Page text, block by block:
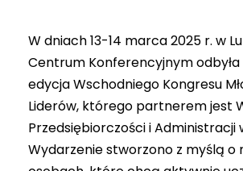
W dniach 13-14 marca 2025 r. w
Centrum Konferencyjnym odbyła
edycja Wschodniego Kongresu
Liderów, którego partnerem jest
Przedsiębiorczości i Administracji
Wydarzenie stworzono z myślą o